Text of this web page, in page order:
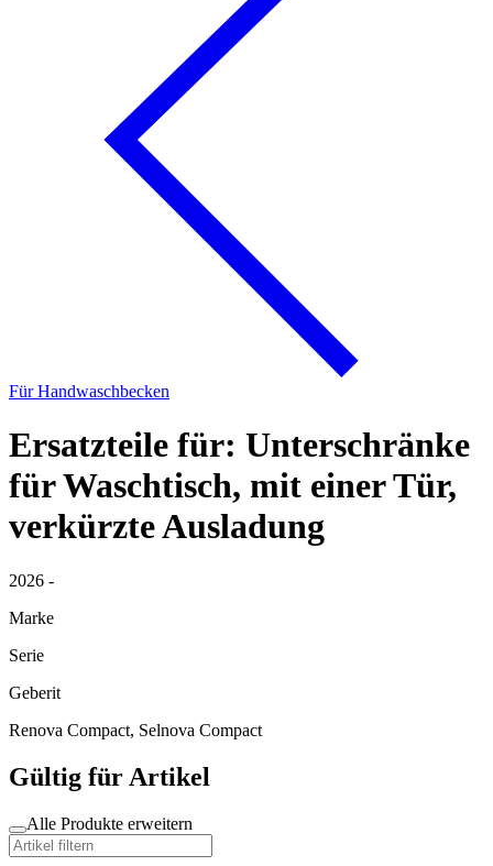
Für Handwaschbecken
Ersatzteile für: Unterschränke
für Waschtisch, mit einer Tür,
verkürzte Ausladung
2026 -
Marke
Serie
Geberit
Renova Compact, Selnova Compact
Gültig für Artikel
Alle Produkte erweitern